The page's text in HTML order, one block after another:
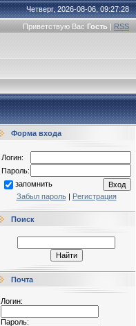
Четверг, 2026-08-06, 09:27:28
Приветствую Вас Гость | RSS
Форма входа
Логин:
Пароль:
запомнить
Забыл пароль| Регистрация
Поиск
Почта
Логин:
Пароль: